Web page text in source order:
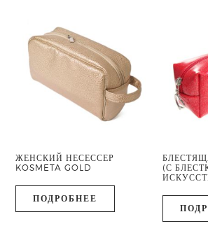
ЖЕНСКИЙ НЕСЕССЕР
KOSMETA GOLD
ПОДРОБНЕЕ
(С